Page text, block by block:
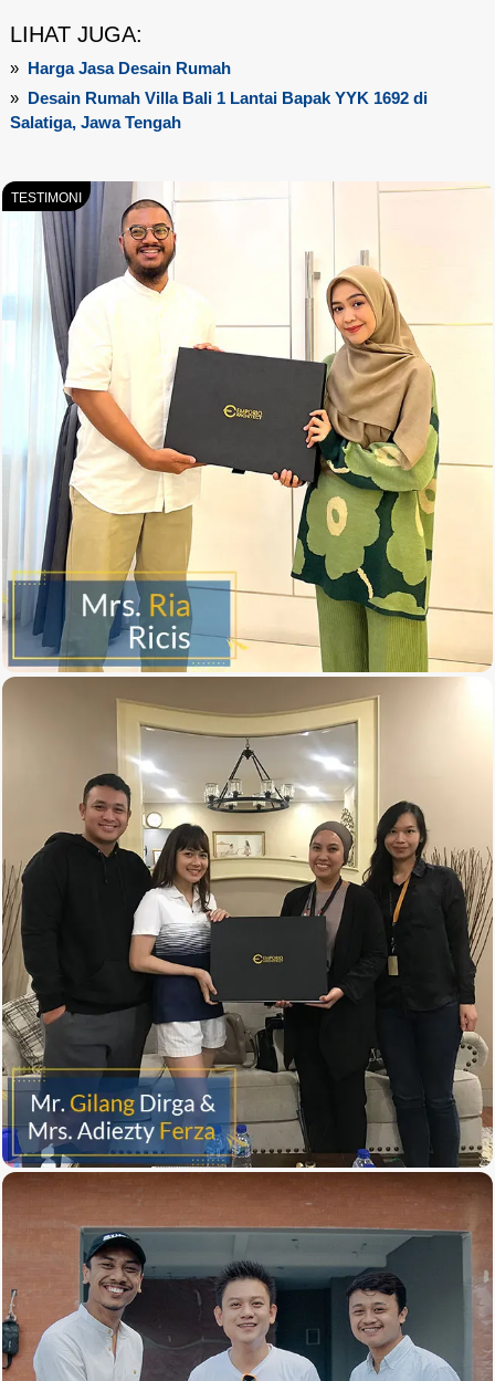
LIHAT JUGA:
» Harga Jasa Desain Rumah
» Desain Rumah Villa Bali 1 Lantai Bapak YYK 1692 di
Salatiga, Jawa Tengah
TESTIMONI